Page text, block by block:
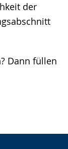
der
Dann füllen